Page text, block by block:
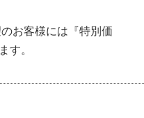
お客様には『特別価
す。